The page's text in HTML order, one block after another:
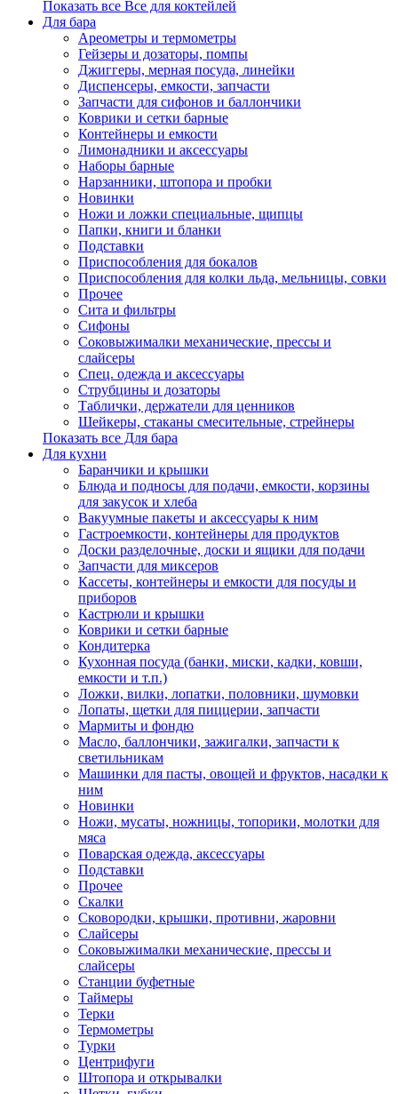
Показать все Все для коктейлей
Для бара
Ареометры и термометры
Гейзеры и дозаторы, помпы
Джиггеры, мерная посуда, линейки
Диспенсеры, емкости, запчасти
Запчасти для сифонов и баллончики
Коврики и сетки барные
Контейнеры и емкости
Лимонадники и аксессуары
Наборы барные
Нарзанники, штопора и пробки
Новинки
Ножи и ложки специальные, щипцы
Папки, книги и бланки
Подставки
Приспособления для бокалов
Приспособления для колки льда, мельницы, совки
Прочее
Сита и фильтры
Сифоны
Соковыжималки механические, прессы и
слайсеры
Спец. одежда и аксессуары
Струбцины и дозаторы
Таблички, держатели для ценников
Шейкеры, стаканы смесительные, стрейнеры
Показать все Для бара
Для кухни
Баранчики и крышки
Блюда и подносы для подачи, емкости, корзины
для закусок и хлеба
Вакуумные пакеты и аксессуары к ним
Гастроемкости, контейнеры для продуктов
Доски разделочные, доски и ящики для подачи
Запчасти для миксеров
Кассеты, контейнеры и емкости для посуды и
приборов
Кастрюли и крышки
Коврики и сетки барные
Кондитерка
Кухонная посуда (банки, миски, кадки, ковши,
емкости и т.п.)
Ложки, вилки, лопатки, половники, шумовки
Лопаты, щетки для пиццерии, запчасти
Мармиты и фондю
Масло, баллончики, зажигалки, запчасти к
светильникам
Машинки для пасты, овощей и фруктов, насадки к
ним
Новинки
Ножи, мусаты, ножницы, топорики, молотки для
мяса
Поварская одежда, аксессуары
Подставки
Прочее
Скалки
Сковородки, крышки, противни, жаровни
Слайсеры
Соковыжималки механические, прессы и
слайсеры
Станции буфетные
Таймеры
Терки
Термометры
Турки
Центрифуги
Штопора и открывалки